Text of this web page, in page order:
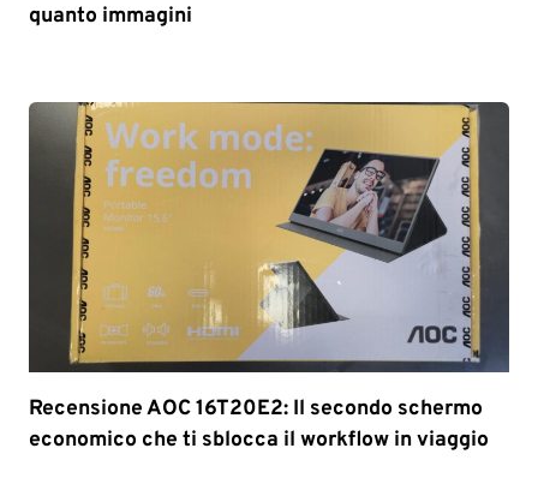
quanto immagini
Recensione AOC 16T20E2: Il secondo schermo
economico che ti sblocca il workflow in viaggio